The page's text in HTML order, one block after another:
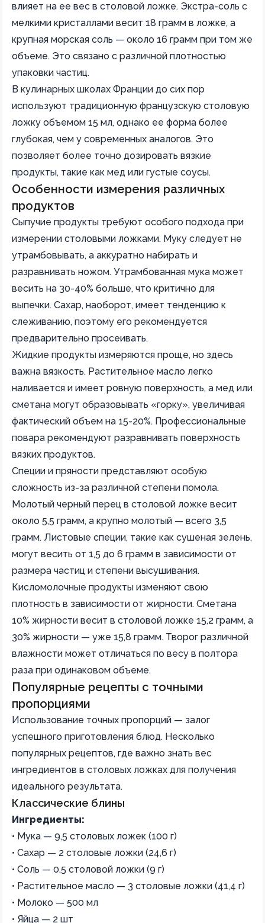
влияет на ее вес в столовой ложке. Экстра-соль с
мелкими кристаллами весит 18 грамм в ложке, а
крупная морская соль — около 16 грамм при том же
объеме. Это связано с различной плотностью
упаковки частиц.
В кулинарных школах Франции до сих пор
используют традиционную французскую столовую
ложку объемом 15 мл, однако ее форма более
глубокая, чем у современных аналогов. Это
позволяет более точно дозировать вязкие
продукты, такие как мед или густые соусы.
Особенности измерения различных
продуктов
Сыпучие продукты требуют особого подхода при
измерении столовыми ложками. Муку следует не
утрамбовывать, а аккуратно набирать и
разравнивать ножом. Утрамбованная мука может
весить на 30-40% больше, что критично для
выпечки. Сахар, наоборот, имеет тенденцию к
слеживанию, поэтому его рекомендуется
предварительно просеивать.
Жидкие продукты измеряются проще, но здесь
важна вязкость. Растительное масло легко
наливается и имеет ровную поверхность, а мед или
сметана могут образовывать «горку», увеличивая
фактический объем на 15-20%. Профессиональные
повара рекомендуют разравнивать поверхность
вязких продуктов.
Специи и пряности представляют особую
сложность из-за различной степени помола.
Молотый черный перец в столовой ложке весит
около 5,5 грамм, а крупно молотый — всего 3,5
грамм. Листовые специи, такие как сушеная зелень,
могут весить от 1,5 до 6 грамм в зависимости от
размера частиц и степени высушивания.
Кисломолочные продукты изменяют свою
плотность в зависимости от жирности. Сметана
10% жирности весит в столовой ложке 15,2 грамм, а
30% жирности — уже 15,8 грамм. Творог различной
влажности может отличаться по весу в полтора
раза при одинаковом объеме.
Популярные рецепты с точными
пропорциями
Использование точных пропорций — залог
успешного приготовления блюд. Несколько
популярных рецептов, где важно знать вес
ингредиентов в столовых ложках для получения
идеального результата.
Классические блины
Ингредиенты:
• Мука — 9,5 столовых ложек (100 г)
• Сахар — 2 столовые ложки (24,6 г)
• Соль — 0,5 столовой ложки (9 г)
• Растительное масло — 3 столовые ложки (41,4 г)
• Молоко — 500 мл
• Яйца — 2 шт